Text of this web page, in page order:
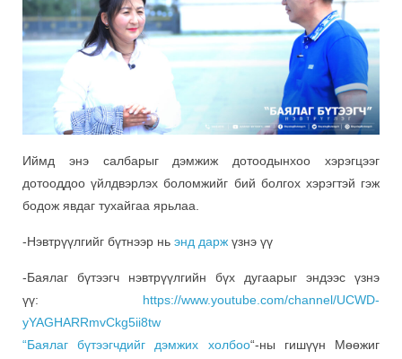
Иймд энэ салбарыг дэмжиж дотоодынхоо хэрэгцээг
дотооддоо үйлдвэрлэх боломжийг бий болгох хэрэгтэй гэж
бодож явдаг тухайгаа ярьлаа.
-Нэвтрүүлгийг бүтнээр нь энд дарж үзнэ үү
-Баялаг бүтээгч нэвтрүүлгийн бүх дугаарыг эндээс үзнэ
үү: https://www.youtube.com/channel/UCWD-
yYAGHARRmvCkg5ii8tw
“Баялаг бүтээгчдийг дэмжих холбоо“-ны гишүүн Мөөжиг